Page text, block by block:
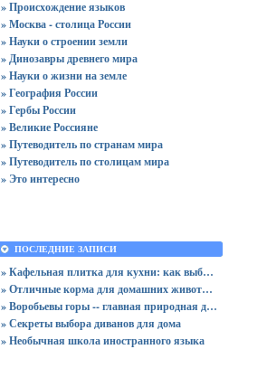
» Происхождение языков
» Москва - столица России
» Науки о строении земли
» Динозавры древнего мира
» Науки о жизни на земле
» География России
» Гербы России
» Великие Россияне
» Путеводитель по странам мира
» Путеводитель по столицам мира
» Это интересно
ПОСЛЕДНИЕ ЗАПИСИ
» Кафельная плитка для кухни: как выбрать практичную отделку
» Отличные корма для домашних животных
» Воробьевы горы -- главная природная достопримечательность Москвы
» Секреты выбора диванов для дома
» Необычная школа иностранного языка